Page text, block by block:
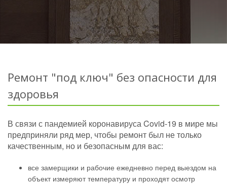
Ремонт "под ключ" без опасности для
здоровья
В связи с пандемией коронавируса Covid-19 в мире мы
предприняли ряд мер, чтобы ремонт был не только
качественным, но и безопасным для вас:
все замерщики и рабочие ежедневно перед выездом на
объект измеряют температуру и проходят осмотр